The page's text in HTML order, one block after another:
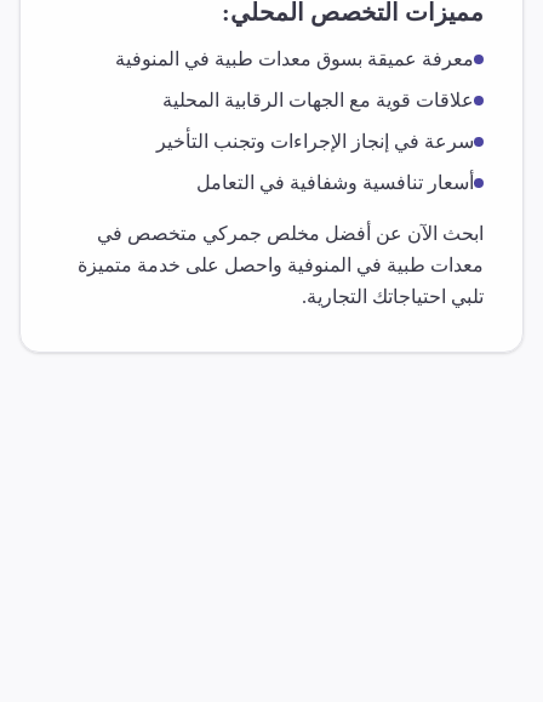
مميزات التخصص المحلي:
معرفة عميقة بسوق معدات طبية في المنوفية
علاقات قوية مع الجهات الرقابية المحلية
سرعة في إنجاز الإجراءات وتجنب التأخير
أسعار تنافسية وشفافية في التعامل
ابحث الآن عن أفضل مخلص جمركي متخصص في
معدات طبية في المنوفية واحصل على خدمة متميزة
تلبي احتياجاتك التجارية.